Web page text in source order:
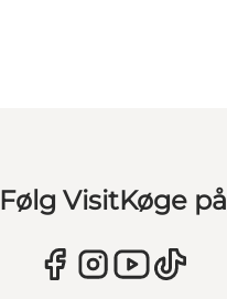
Følg VisitKøge på